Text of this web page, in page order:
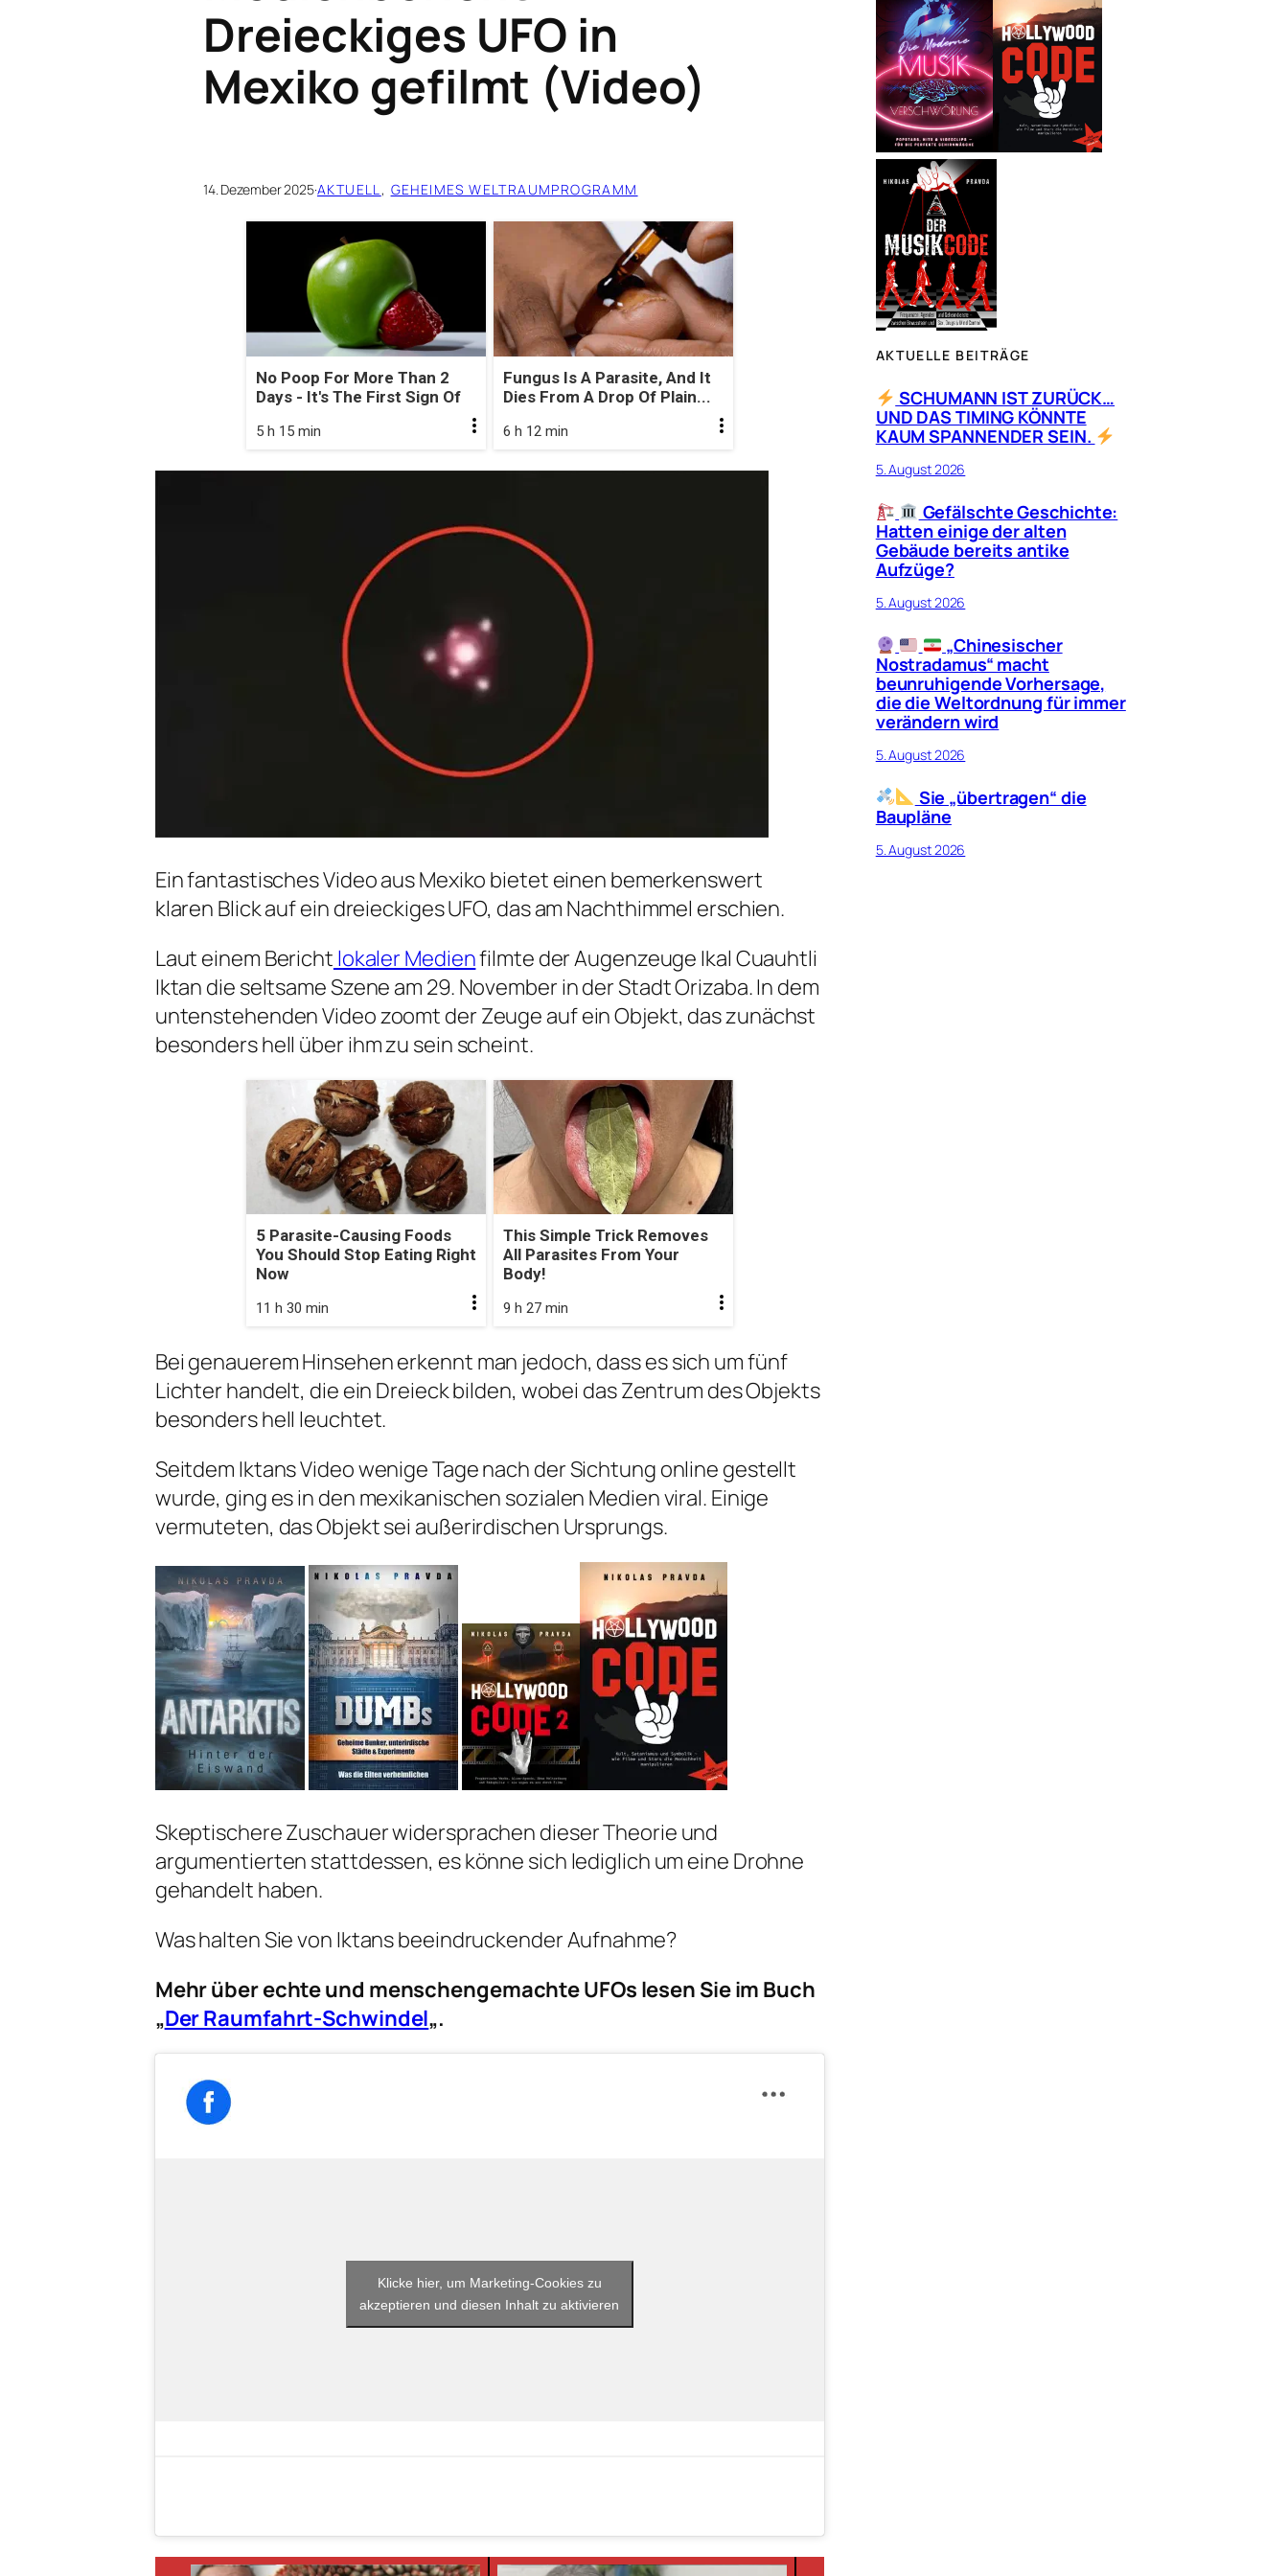
Dreieckiges UFO in
Mexiko gefilmt (Video)
14. Dezember 2025·AKTUELL, GEHEIMES WELTRAUMPROGRAMM
No Poop For More Than 2
Days - It's The First Sign Of
5 h 15 min
Fungus Is A Parasite, And It
Dies From A Drop Of Plain...
6 h 12 min
Ein fantastisches Video aus Mexiko bietet einen bemerkenswert
klaren Blick auf ein dreieckiges UFO, das am Nachthimmel erschien.
Laut einem Bericht lokaler Medienfilmte der Augenzeuge Ikal Cuauhtli
Iktan die seltsame Szene am 29. November in der Stadt Orizaba. In dem
untenstehenden Video zoomt der Zeuge auf ein Objekt, das zunächst
besonders hell über ihm zu sein scheint.
5 Parasite-Causing Foods
You Should Stop Eating Right
Now
11 h 30 min
This Simple Trick Removes
All Parasites From Your
Body!
9 h 27 min
Bei genauerem Hinsehen erkennt man jedoch, dass es sich um fünf
Lichter handelt, die ein Dreieck bilden, wobei das Zentrum des Objekts
besonders hell leuchtet.
Seitdem Iktans Video wenige Tage nach der Sichtung online gestellt
wurde, ging es in den mexikanischen sozialen Medien viral. Einige
vermuteten, das Objekt sei außerirdischen Ursprungs.
Skeptischere Zuschauer widersprachen dieser Theorie und
argumentierten stattdessen, es könne sich lediglich um eine Drohne
gehandelt haben.
Was halten Sie von Iktans beeindruckender Aufnahme?
Mehr über echte und menschengemachte UFOs lesen Sie im Buch
„Der Raumfahrt-Schwindel„.
Klicke hier, um Marketing-Cookies zu
akzeptieren und diesen Inhalt zu aktivieren
h
e
n
AKTUELLE BEITRÄGE
SCHUMANN IST ZURÜCK…
UND DAS TIMING KÖNNTE
KAUM SPANNENDER SEIN.
5. August 2026
Gefälschte Geschichte:
Hatten einige der alten
Gebäude bereits antike
Aufzüge?
5. August 2026
„Chinesischer
Nostradamus“ macht
beunruhigende Vorhersage,
die die Weltordnung für immer
verändern wird
5. August 2026
Sie „übertragen“ die
Baupläne
5. August 2026